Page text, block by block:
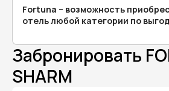
Fortuna – возможность
отель любой категории по
Забронировать
SHARM